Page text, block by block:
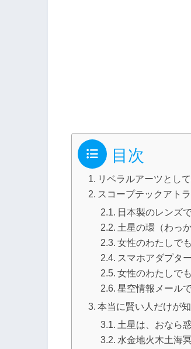
目次
リベラルアーツとし
スコープテックアト
日本製のレンズ
土星の環（わっ
女性のわたしで
スマホアダプタ
女性のわたしで
星空情報メール
本当に賢い人だけが
土星は、おなら
水金地火木土海